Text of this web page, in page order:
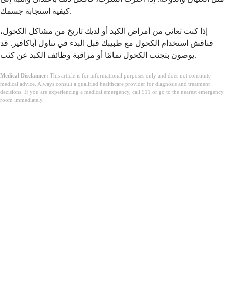
كيفية استجابة جسمك.
إذا كنت تعاني من أمراض الكبد أو لديك تاريخ من مشاكل الكحول،
فناقش استخدام الكحول مع طبيبك قبل البدء في تناول أباكافير. قد
يوصون بتجنب الكحول تمامًا أو مراقبة وظائف الكبد عن كثب.
Medical Disclaimer: This article is for informational purposes only and does not constitute
medical advice. Always consult a qualified healthcare provider for diagnosis and treatment
decisions. If you are experiencing a medical emergency, call 911 or go to the nearest emergency
room immediately.